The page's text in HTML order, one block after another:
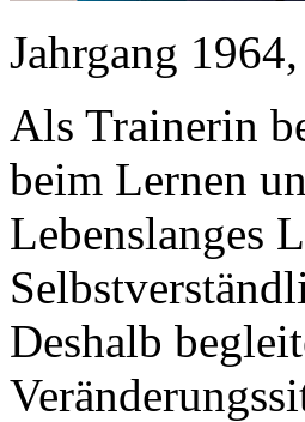
Jahrgang
Als Trainerin
beim Lernen
Lebenslanges
Deshalb